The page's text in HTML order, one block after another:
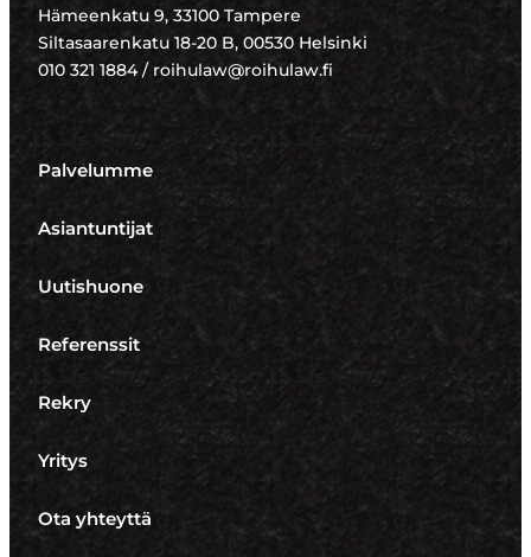
Hämeenkatu 9, 33100 Tampere
Siltasaarenkatu 18-20 B, 00530 Helsinki
010 321 1884 / roihulaw@roihulaw.fi
Palvelumme
Asiantuntijat
Uutishuone
Referenssit
Rekry
Yritys
Ota yhteyttä